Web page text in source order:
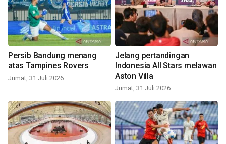
Persib Bandung menang
atas Tampines Rovers
Jumat, 31 Juli 2026
Jelang pertandingan
Indonesia All Stars melawan
Aston Villa
Jumat, 31 Juli 2026